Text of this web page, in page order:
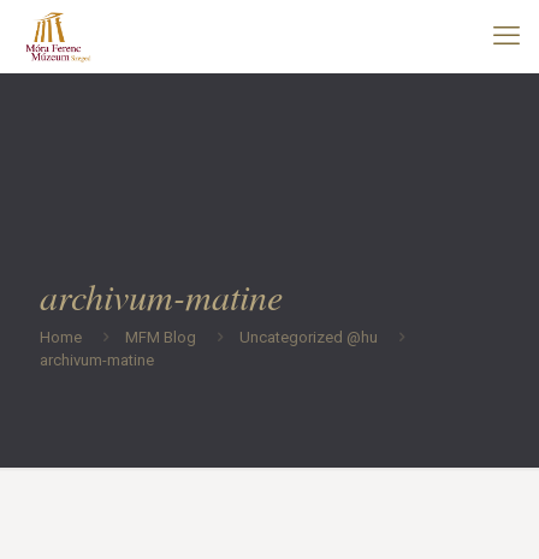
archivum-matine
Home MFM Blog
Uncategorized @hu
archivum-matine